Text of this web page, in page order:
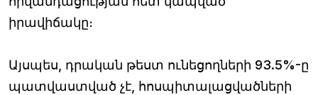
իրավիճակը։
Այսպես, դրական թեստ ունեցողների 93.5%-ը
պատվաստված չէ, հոսպիտալացվածների